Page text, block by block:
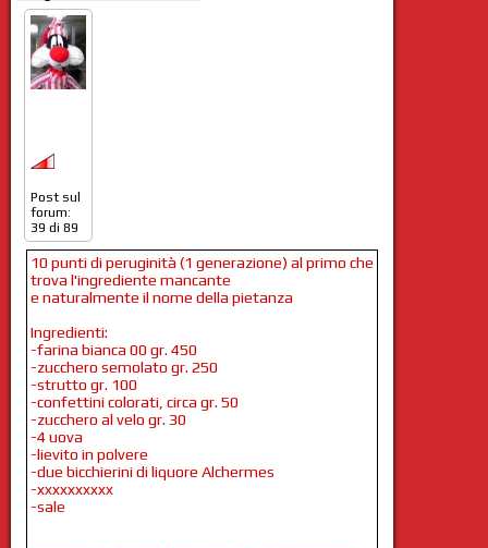
Post sul
forum:
39 di 89
10 punti di peruginità (1 generazione) al primo che
trova l'ingrediente mancante
e naturalmente il nome della pietanza
Ingredienti:
-farina bianca 00 gr. 450
-zucchero semolato gr. 250
-strutto gr. 100
-confettini colorati, circa gr. 50
-zucchero al velo gr. 30
-4 uova
-lievito in polvere
-due bicchierini di liquore Alchermes
-xxxxxxxxxx
-sale